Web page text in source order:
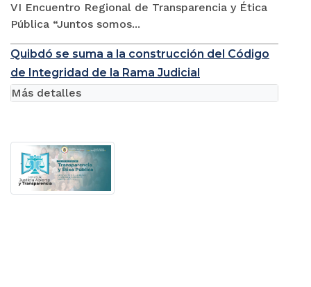
VI Encuentro Regional de Transparencia y Ética
Pública “Juntos somos...
Quibdó se suma a la construcción del Código
de Integridad de la Rama Judicial
Más detalles